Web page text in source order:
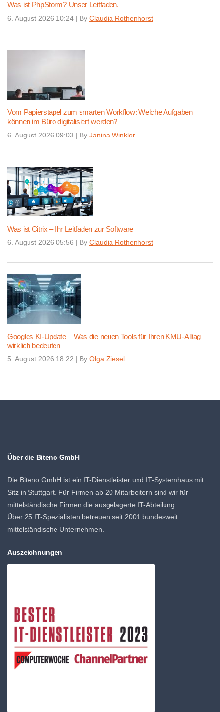
Was ist PhpStorm? Unser Leitfaden.
6. August 2026 10:24 | By Claudia Rothenhorst
Vom Papierstapel zum smarten Workflow: Welche Aufgaben
können im Büro digitalisiert werden?
6. August 2026 09:03 | By Janina Winkler
Was ist Citrix – Ihr Leitfaden zur Software
6. August 2026 05:56 | By Claudia Rothenhorst
Googles KI-Update – Was die neuen Tools für Ihren KMU-Alltag
wirklich bedeuten
5. August 2026 18:22 | By Olga Ziesel
Über die Biteno GmbH
Die Biteno GmbH ist ein IT-Dienstleister und IT-Systemhaus mit
Sitz in Stuttgart. Für Firmen ab 20 Mitarbeitern sind wir für
mittelständische Firmen die ausgelagerte IT-Abteilung.
Über 25 IT-Spezialisten betreuen seit 2001 bundesweit
mittelständische Unternehmen.
Auszeichnungen